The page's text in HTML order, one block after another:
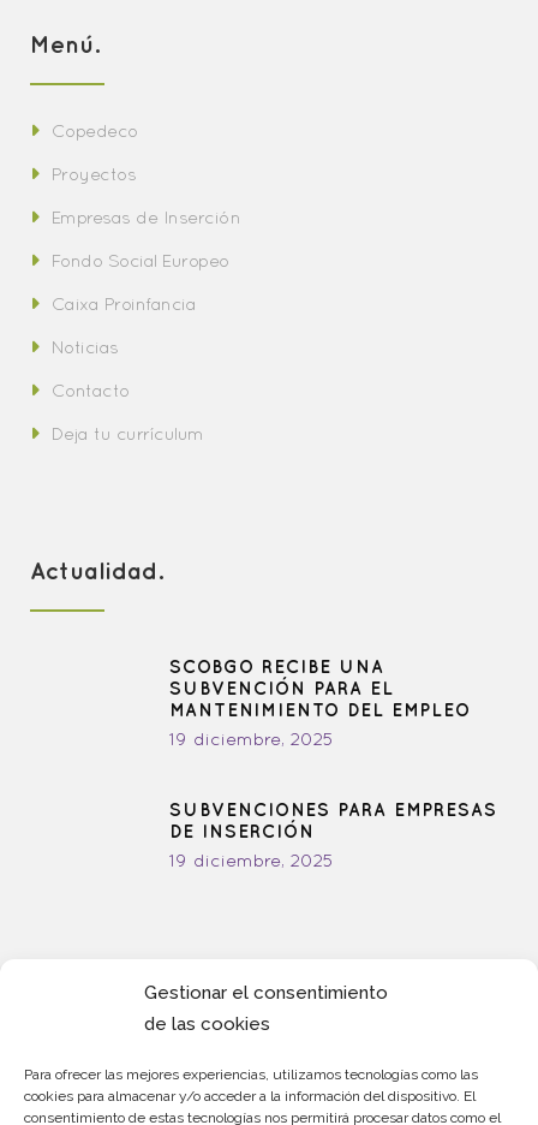
Gestionar el consentimiento
de las cookies
Para ofrecer las mejores experiencias, utilizamos tecnologías como las
cookies para almacenar y/o acceder a la información del dispositivo. El
consentimiento de estas tecnologías nos permitirá procesar datos como el
Menú.
Copedeco
Proyectos
Empresas de Inserción
Fondo Social Europeo
Caixa Proinfancia
Noticias
Contacto
Deja tu currículum
Actualidad.
SCOBGO RECIBE UNA
SUBVENCIÓN PARA EL
MANTENIMIENTO DEL EMPLEO
19 diciembre, 2025
SUBVENCIONES PARA EMPRESAS
DE INSERCIÓN
19 diciembre, 2025
Sociales.